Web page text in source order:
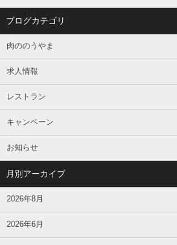
ブログカテゴリ
肉ののうやま
求人情報
レストラン
キャンペーン
お知らせ
月別アーカイブ
2026年8月
2026年6月